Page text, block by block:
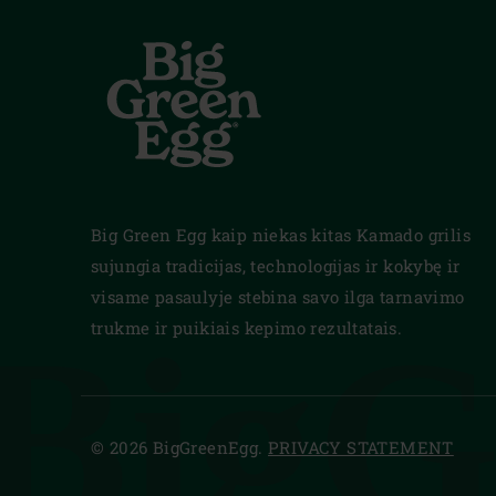
Big Green Egg kaip niekas kitas Kamado grilis
sujungia tradicijas, technologijas ir kokybę ir
visame pasaulyje stebina savo ilga tarnavimo
trukme ir puikiais kepimo rezultatais.
© 2026 BigGreenEgg. PRIVACY STATEMENT